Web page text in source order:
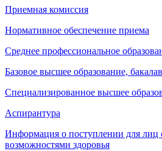
Приемная комиссия
Нормативное обеспечение приема
Среднее профессиональное
Базовое высшее образование,
Специализированное высшее
Аспирантура
Информация о поступлении для лиц
возможностями здоровья